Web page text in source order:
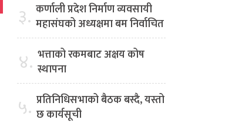
३. कर्णाली प्रदेश निर्माण व्यवसायी
महासंघको अध्यक्षमा बम निर्वाचित
४. भत्ताको रकमबाट अक्षय कोष
स्थापना
५. प्रतिनिधिसभाको बैठक बस्दै, यस्तो
छ कार्यसूची